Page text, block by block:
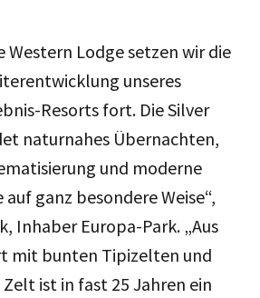
Western Lodge setzen wir die
unseres
Resorts fort. Die Silver
naturnahes Übernachten,
und moderne
ganz besondere Weise“,
Inhaber Europa-Park. „Aus
mit bunten Tipizelten und
ist in fast 25 Jahren ein